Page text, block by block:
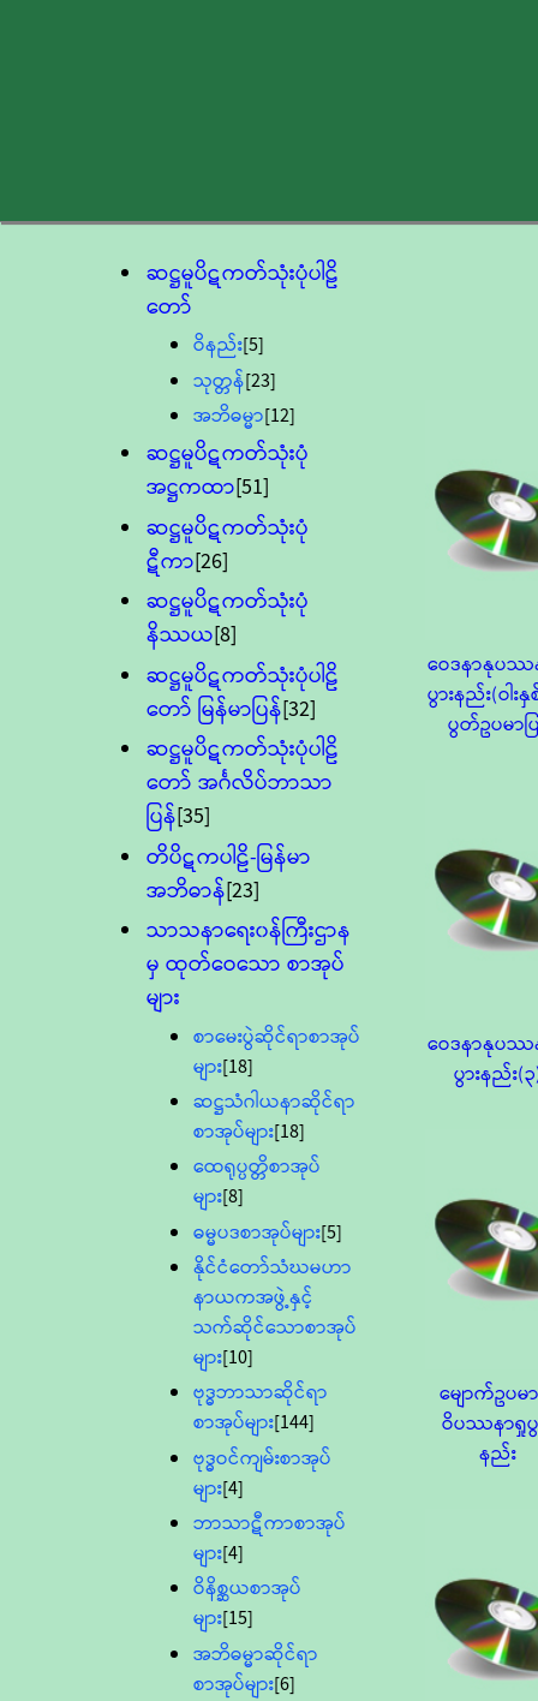
ဆဋ္ဌမူပိဋကတ်သုံးပုံပါဠိ
တော်
ဝိနည်း[5]
သုတ္တန်[23]
အဘိဓမ္မာ[12]
ဆဋ္ဌမူပိဋကတ်သုံးပုံ
အဋ္ဌကထာ[51]
ဆဋ္ဌမူပိဋကတ်သုံးပုံ
ဋီကာ[26]
ဆဋ္ဌမူပိဋကတ်သုံးပုံ
နိဿယ[8]
ဆဋ္ဌမူပိဋကတ်သုံးပုံပါဠိ
တော် မြန်မာပြန်[32]
ဆဋ္ဌမူပိဋကတ်သုံးပုံပါဠိ
တော် အင်္ဂလိပ်ဘာသာ
ပြန်[35]
တိပိဋကပါဠိ-မြန်မာ
အဘိဓာန်[23]
သာသနာရေး၀န်ကြီးဌာန
မှ ထုတ်ဝေသော စာအုပ်
များ
စာမေးပွဲဆိုင်ရာစာအုပ်
များ[18]
ဆဋ္ဌသံဂါယနာဆိုင်ရာ
စာအုပ်များ[18]
ထေရုပ္ပတ္တိစာအုပ်
များ[8]
ဓမ္မပဒစာအုပ်များ[5]
နိုင်ငံတော်သံဃမဟာ
နာယကအဖွဲ့နှင့်
သက်ဆိုင်သောစာအုပ်
များ[10]
ဗုဒ္ဓဘာသာဆိုင်ရာ
စာအုပ်များ[144]
ဗုဒ္ဓဝင်ကျမ်းစာအုပ်
များ[4]
ဘာသာဋီကာစာအုပ်
များ[4]
ဝိနိစ္ဆယစာအုပ်
များ[15]
အဘိဓမ္မာဆိုင်ရာ
စာအုပ်များ[6]
ဝေဒနာနုပဿ
ပွားနည်း(ဝါး
ပွတ်ဥပမာပ
ဝေဒနာနုပဿ
ပွားနည်း(
မျောက်ဥပမ
ဝိပဿနာရှုပွ
နည်း